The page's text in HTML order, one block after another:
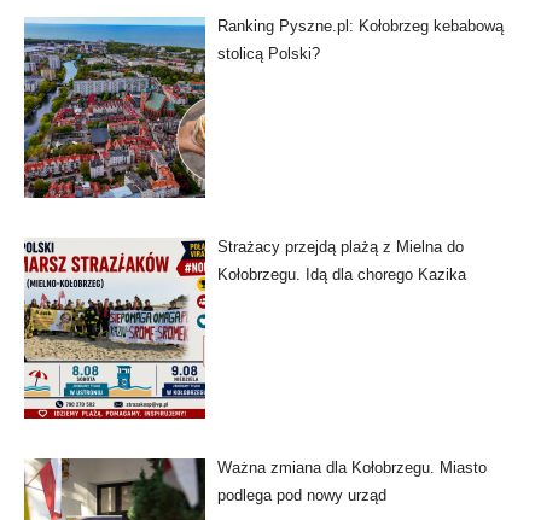
Ranking Pyszne.pl: Kołobrzeg kebabową
stolicą Polski?
Strażacy przejdą plażą z Mielna do
Kołobrzegu. Idą dla chorego Kazika
Ważna zmiana dla Kołobrzegu. Miasto
podlega pod nowy urząd